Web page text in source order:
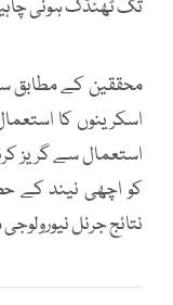
تک ٹھنڈک ہونی
محققین کے مطابق
اسکرینوں کا
استعمال سے گریز
کو اچھی نیند کے
نتائج جرنل